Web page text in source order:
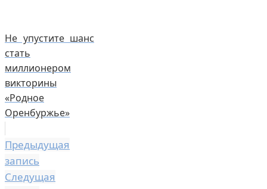
Не упустите шанс
стать
миллионером
викторины
«Родное
Оренбуржье»
Предыдущая
запись
Следущая